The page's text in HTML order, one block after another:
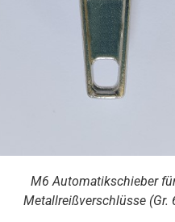
M6 Automatikschieber
Metallreißverschlüsse (Gr.